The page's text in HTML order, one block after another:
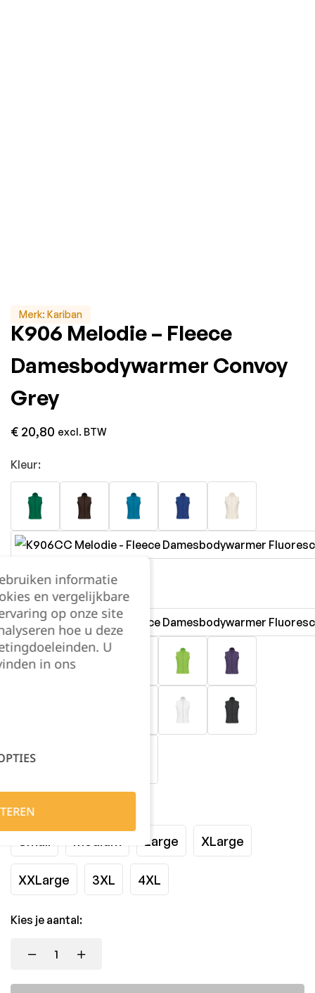
Merk: Kariban
K906 Melodie – Fleece
Damesbodywarmer Convoy
Grey
€ 20,80 excl. BTW
Kleur:
Maat:
Large XLarge
XXLarge 3XL 4XL
Kies je aantal:
informatie
en vergelijkbare
op onze site
hoe u deze
U
in ons